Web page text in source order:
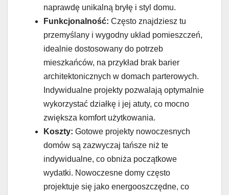
naprawdę unikalną bryłę i styl domu.
Funkcjonalność: Często znajdziesz tu
przemyślany i wygodny układ pomieszczeń,
idealnie dostosowany do potrzeb
mieszkańców, na przykład brak barier
architektonicznych w domach parterowych.
Indywidualne projekty pozwalają optymalnie
wykorzystać działkę i jej atuty, co mocno
zwiększa komfort użytkowania.
Koszty: Gotowe projekty nowoczesnych
domów są zazwyczaj tańsze niż te
indywidualne, co obniża początkowe
wydatki. Nowoczesne domy często
projektuje się jako energooszczędne, co